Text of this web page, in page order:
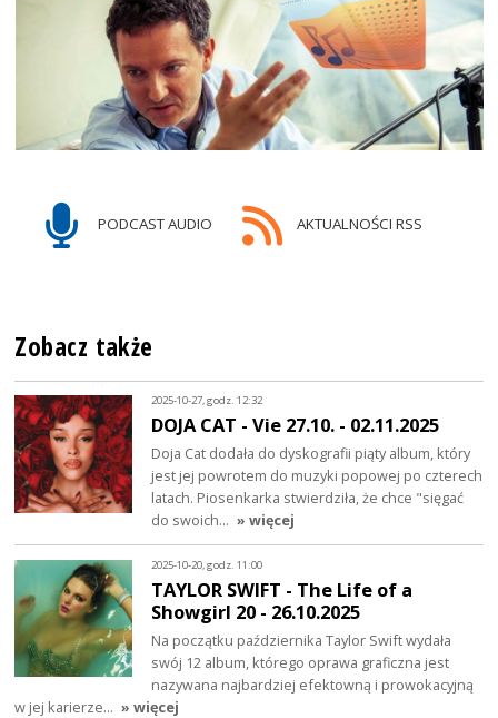
PODCAST AUDIO AKTUALNOŚCI RSS
Zobacz także
2025-10-27, godz. 12:32
DOJA CAT - Vie 27.10. - 02.11.2025
Doja Cat dodała do dyskografii piąty album, który
jest jej powrotem do muzyki popowej po czterech
latach. Piosenkarka stwierdziła, że chce "sięgać
do swoich… » więcej
2025-10-20, godz. 11:00
TAYLOR SWIFT - The Life of a
Showgirl 20 - 26.10.2025
Na początku października Taylor Swift wydała
swój 12 album, którego oprawa graficzna jest
nazywana najbardziej efektowną i prowokacyjną
w jej karierze… » więcej